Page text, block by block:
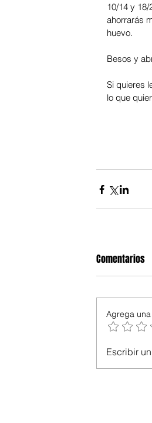
10/14 y
ahorrarás
huevo.
Besos y
Si quieres
lo que
Comentarios
Agrega
Escribir